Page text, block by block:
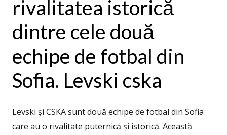
rivalitatea istorică
dintre cele două
echipe de fotbal din
Sofia. Levski cska
Levski și CSKA sunt două echipe de fotbal din Sofia
care au o rivalitate puternică și istorică. Această